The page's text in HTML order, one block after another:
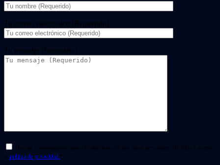
Tu correo electrónico (Requerido)
Tu mensaje (Necesario)
Doy mi consentimiento para el tratamiento de mis datos personales. He leído y acepto
la política de privacidad. *